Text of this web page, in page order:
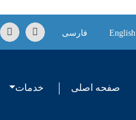
English فارسی
صفحه اصلی خدمات